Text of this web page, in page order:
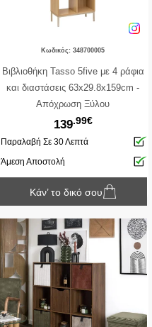
Κωδικός: 348700005
Βιβλιοθήκη Tasso 5five με 4 ράφια
και διαστάσεις 63x29.8x159cm -
Απόχρωση Ξύλου
139.99€
Παραλαβή Σε 30 Λεπτά
Άμεση Αποστολή
Κάν’ το δικό σου